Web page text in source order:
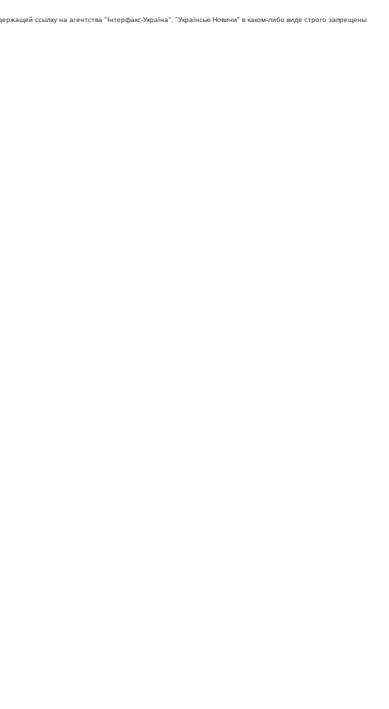
ссылку на агентства "Iнтерфакс-Україна", "Українськi Новини" в каком-либо виде строго запрещены